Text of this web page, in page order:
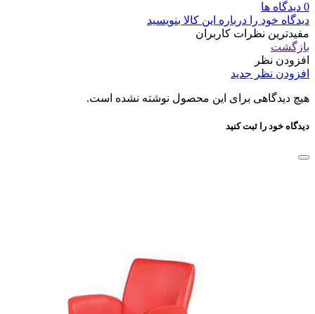
0 دیدگاه ها
دیدگاه خود را درباره این کالا بنویسید
مفیدترین نظرات کاربران
بازگشت
افزودن نظر
افزودن نظر جدید
هیچ دیدگاهی برای این محصول نوشته نشده است.
دیدگاه خود را ثبت کنید